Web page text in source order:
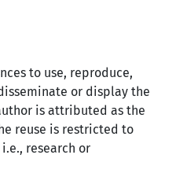
to use, reproduce,
or display the
is attributed as the
reuse is restricted to
research or